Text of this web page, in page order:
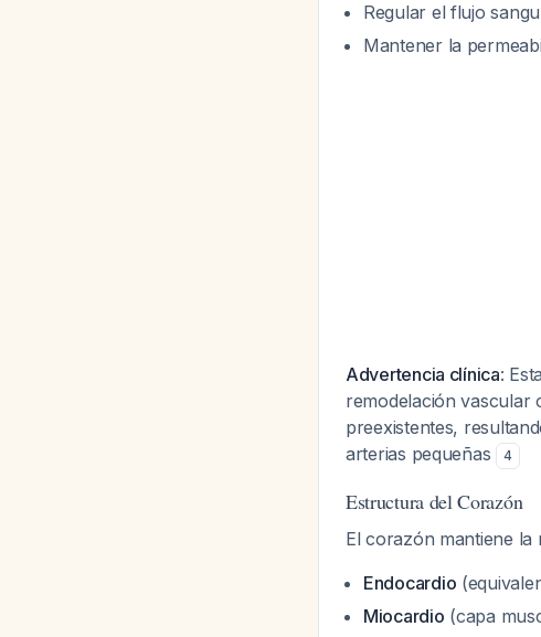
Regular el flujo
Mantener la
Advertencia clínica:
remodelación vascular
preexistentes,
arterias pequeñas
4
Estructura del Corazón
El corazón mantiene la
Endocardio
Miocardio (capa